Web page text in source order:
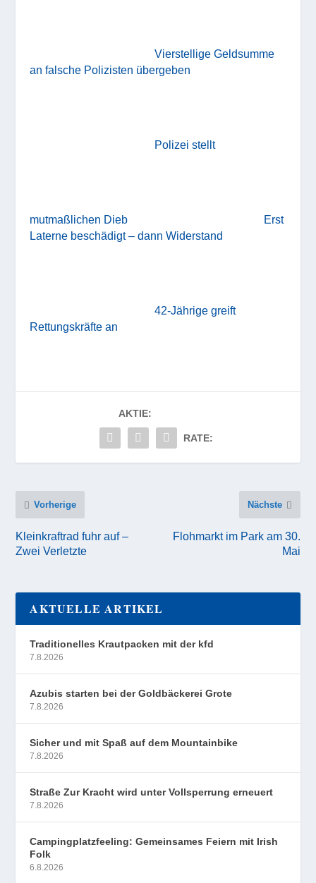
Vierstellige Geldsumme
an falsche Polizisten übergeben
Polizei stellt
mutmaßlichen Dieb
Erst
Laterne beschädigt – dann Widerstand
42-Jährige greift
Rettungskräfte an
AKTIE:
RATE:
Vorherige
Kleinkraftrad fuhr auf –
Zwei Verletzte
Nächste
Flohmarkt im Park am 30.
Mai
AKTUELLE ARTIKEL
Traditionelles Krautpacken mit der kfd
7.8.2026
Azubis starten bei der Goldbäckerei Grote
7.8.2026
Sicher und mit Spaß auf dem Mountainbike
7.8.2026
Straße Zur Kracht wird unter Vollsperrung erneuert
7.8.2026
Campingplatzfeeling: Gemeinsames Feiern mit Irish
Folk
6.8.2026